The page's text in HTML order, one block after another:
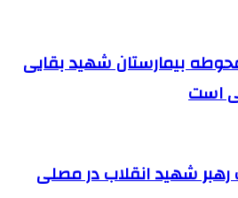
بیمارستان شهید بقایی
است
شهید انقلاب در مصلی